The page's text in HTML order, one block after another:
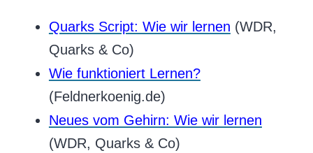
Quarks Script: Wie wir lernen (WDR,
Quarks & Co)
Wie funktioniert Lernen?
(Feldnerkoenig.de)
Neues vom Gehirn: Wie wir lernen
(WDR, Quarks & Co)